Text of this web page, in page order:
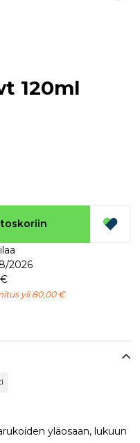
yläosaan, lukuun
120ml
2026
yli 80,00 €